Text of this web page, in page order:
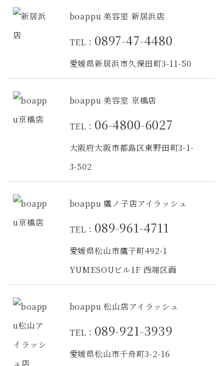
boappu 美容室 新居浜店
TEL： 0897-47-4480
愛媛県新居浜市久保田町3-11-50
boappu 美容室 京橋店
TEL： 06-4800-6027
大阪府大阪市都島区東野田町3-1-
3-502
boappu 鷹ノ子店アイラッシュ
TEL： 089-961-4711
愛媛県松山市鷹子町492-1
YUMESOUビル1F 西端区画
boappu 松山店アイラッシュ
TEL： 089-921-3939
愛媛県松山市千舟町3-2-16